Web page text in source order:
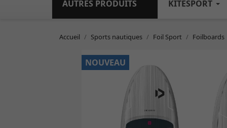
AUTRES PRODUITS KITESPORT
Accueil Sports nautiques Foil Sport Foilboards
NOUVEAU